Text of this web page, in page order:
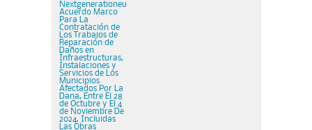
Nextgenerationeu
Acuerdo Marco
Para La
Contratación de
Los Trabajos de
Reparación de
Daños en
Infraestructuras,
Instalaciones y
Servicios de Los
Municipios
Afectados Por La
Dana, Entre El 28
de Octubre y El 4
de Noviembre De
2024, Incluidas
Las Obras